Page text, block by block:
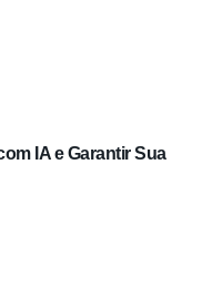
IA e Garantir Sua